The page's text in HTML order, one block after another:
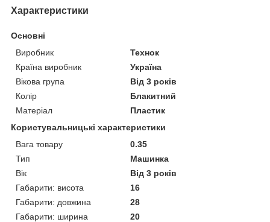
Характеристики
Основні
Виробник
Технок
Країна виробник
Україна
Вікова група
Від 3 років
Колір
Блакитний
Матеріал
Пластик
Користувальницькі характеристики
Вага товару
0.35
Тип
Машинка
Вік
Від 3 років
Габарити: висота
16
Габарити: довжина
28
Габарити: ширина
20